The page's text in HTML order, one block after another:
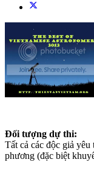
Đối tượng dự thi:
Tất cả các độc giả
phương (đặc biệt